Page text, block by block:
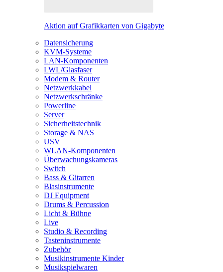
Aktion auf Grafikkarten von Gigabyte
Datensicherung
KVM-Systeme
LAN-Komponenten
LWL/Glasfaser
Modem & Router
Netzwerkkabel
Netzwerkschränke
Powerline
Server
Sicherheitstechnik
Storage & NAS
USV
WLAN-Komponenten
Überwachungskameras
Switch
Bass & Gitarren
Blasinstrumente
DJ Equipment
Drums & Percussion
Licht & Bühne
Live
Studio & Recording
Tasteninstrumente
Zubehör
Musikinstrumente Kinder
Musikspielwaren